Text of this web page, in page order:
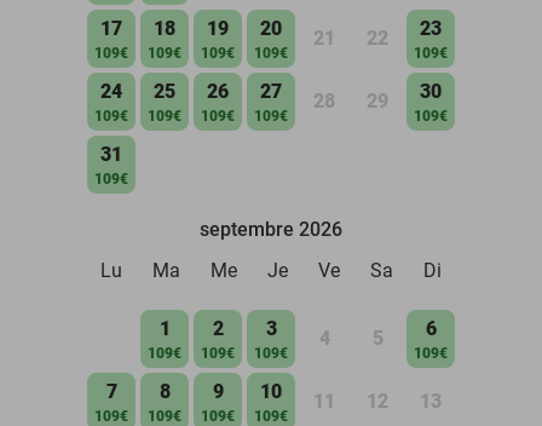
17
109€
18
109€
19
109€
20
109€
21 22 23
109€
24
109€
25
109€
26
109€
27
109€
28 29 30
109€
31
109€
septembre 2026
Lu
Ma Me Je Ve Sa Di
1
109€
2
109€
3
109€
4 5 6
109€
7
109€
8
109€
9
109€
10
109€
11 12 13